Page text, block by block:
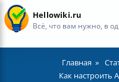
Hellowiki.ru
Всё, что вам нужно, в
Главная
Как настроить